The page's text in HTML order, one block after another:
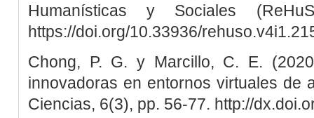
Humanísticas y Sociales
https://doi.org/10.33936/
Chong, P. G. y Marcillo, C. E.
innovadoras en entornos virtuales de
Ciencias, 6(3), pp. 56-77. http://